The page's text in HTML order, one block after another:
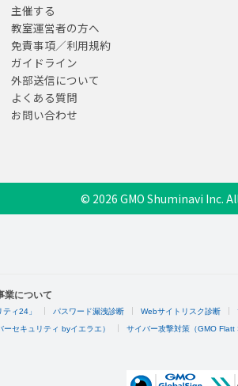
主催する
教室運営者の方へ
免責事項／利用規約
ガイドライン
外部送信について
よくある質問
お問い合わせ
© 2026 GMO Shuminavi Inc.